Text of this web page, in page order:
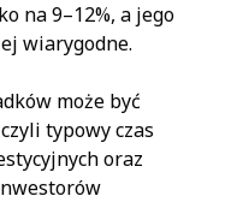
na 9–12%, a jego
wiarygodne.
może być
typowy czas
oraz